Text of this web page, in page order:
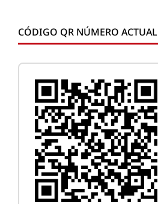
CÓDIGO QR NÚMERO ACTUAL